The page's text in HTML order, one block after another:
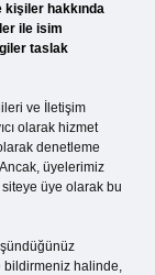
kişiler hakkında
ile isim
taslak
ve İletişim
olarak hizmet
denetleme
üyelerimiz
üye olarak bu
bildirmeniz halinde,